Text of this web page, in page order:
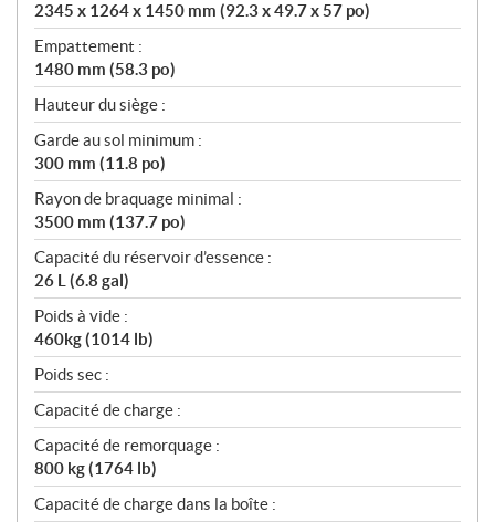
2345 x 1264 x 1450 mm (92.3 x 49.7 x 57 po)
Empattement :
1480 mm (58.3 po)
Hauteur du siège :
Garde au sol minimum :
300 mm (11.8 po)
Rayon de braquage minimal :
3500 mm (137.7 po)
Capacité du réservoir d’essence :
26 L (6.8 gal)
Poids à vide :
460kg (1014 lb)
Poids sec :
Capacité de charge :
Capacité de remorquage :
800 kg (1764 lb)
Capacité de charge dans la boîte :